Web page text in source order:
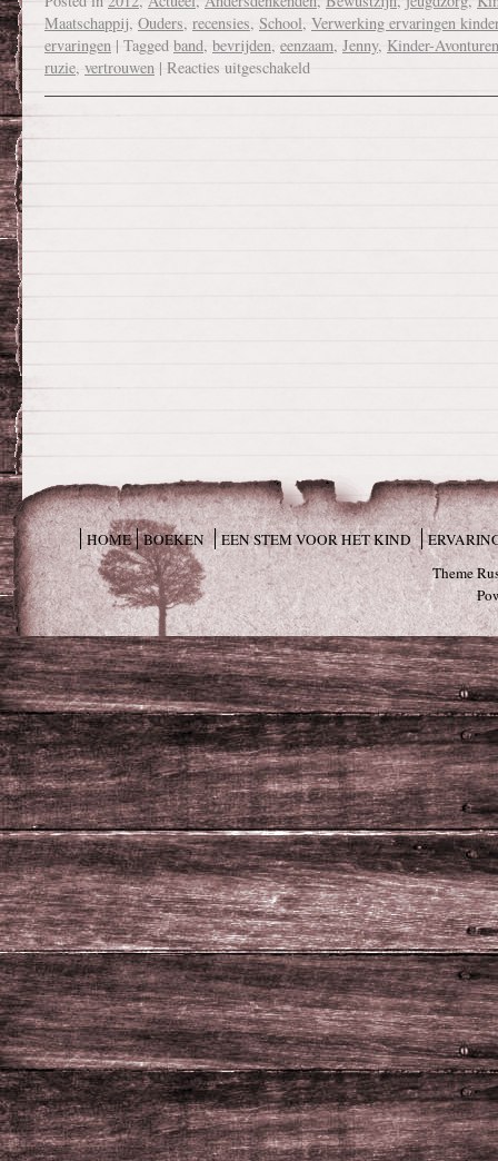
Maatschappij, Ouders, recensies, School, Verwerking ervaringen
ervaringen | Tagged band, bevrijden, eenzaam, Jenny, Kinder-
ruzie, vertrouwen | Reacties uitgeschakeld
HOME BOEKEN EEN STEM VOOR HET KIND
Theme